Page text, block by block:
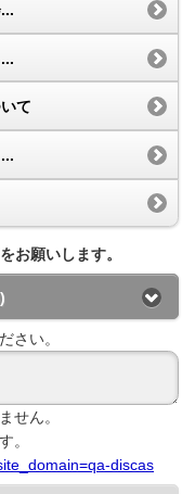
て
お願いします。
さい。
せん。
。
discas